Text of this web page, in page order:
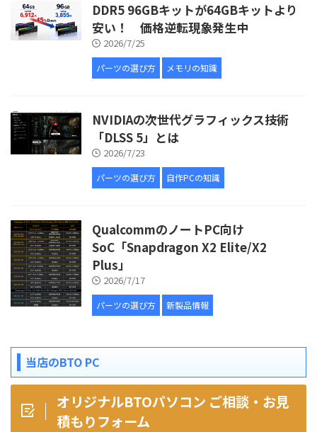
DDR5 96GBキットが64GBキットより
安い！ 価格逆転現象発生中
2026/7/25
パーツの選び方 メモリの知識
NVIDIAの次世代グラフィックス技術
「DLSS 5」とは
2026/7/23
パーツの選び方 自作PCの知識
QualcommのノートPC向け
SoC「Snapdragon X2 Elite/X2
Plus」
2026/7/17
パーツの選び方 新製品情報
当店のBTO PC
オリジナルBTOパソコン ご相談・お見
積もりフォーム